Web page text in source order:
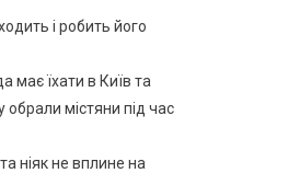
і робить його
має їхати в Київ та
обрали містяни під час
ніяк не вплине на